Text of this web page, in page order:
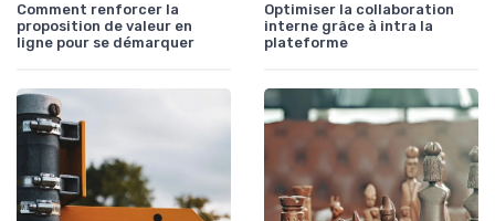
Comment renforcer la
proposition de valeur en
ligne pour se démarquer
Optimiser la collaboration
interne grâce à intra la
plateforme